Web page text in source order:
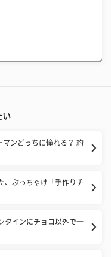
い
マンどっちに憧れる？ 約
、ぶっちゃけ「手作りチ
インにチョコ以外で一